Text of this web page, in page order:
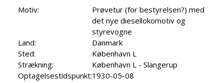
Motiv:
Prøvetur (for bestyrelsen?) med
det nye diesellokomotiv og
styrevogne
Land:
Danmark
Sted:
København L
Strækning:
København L - Slangerup
Optagelsestidspunkt:1930-05-08